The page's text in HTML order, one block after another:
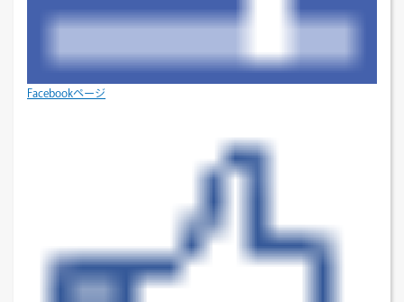
Facebookページ